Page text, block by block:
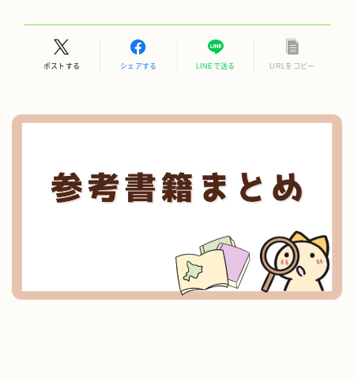
ポストする シェアする LINEで送る URLをコピー